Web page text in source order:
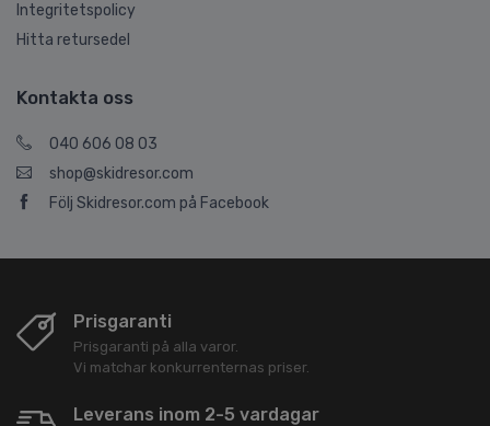
Integritetspolicy
Hitta retursedel
Kontakta oss
040 606 08 03
shop@skidresor.com
Följ Skidresor.com på Facebook
Prisgaranti
Prisgaranti på alla varor.
Vi matchar konkurrenternas priser.
Leverans inom 2-5 vardagar